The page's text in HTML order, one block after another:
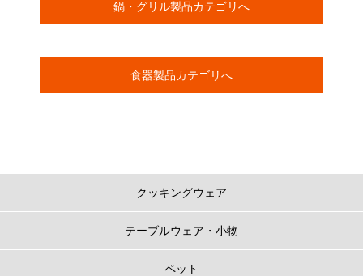
鍋・グリル製品カテゴリへ
食器製品カテゴリへ
クッキングウェア
テーブルウェア・小物
ペット